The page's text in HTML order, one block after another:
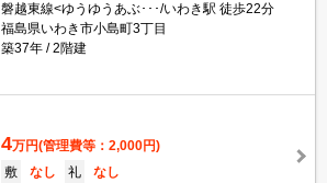
磐越東線<ゆうゆうあぶ･･･/いわき駅 徒歩22分
福島県いわき市小島町3丁目
築37年
2階建
4万円(管理費等：2,000円)
敷
なし 礼
なし